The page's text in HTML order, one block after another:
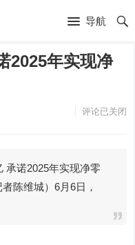
导航
2025年实现净
评论已关闭
诺2025年实现净零
维城）6月6日，